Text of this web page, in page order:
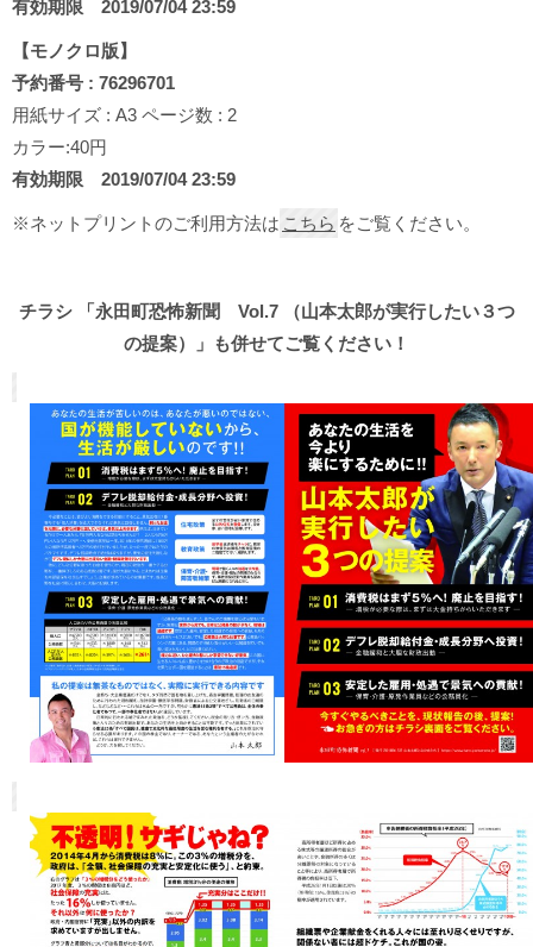
有効期限 2019/07/04 23:59
【モノクロ版】
予約番号 : 76296701
用紙サイズ : A3 ページ数 : 2
カラー:40円
有効期限 2019/07/04 23:59
※ネットプリントのご利用方法は こちら をご覧ください。
チラシ 「永田町恐怖新聞 Vol.7 （山本太郎が実行したい３つ
の提案）」も併せてご覧ください！